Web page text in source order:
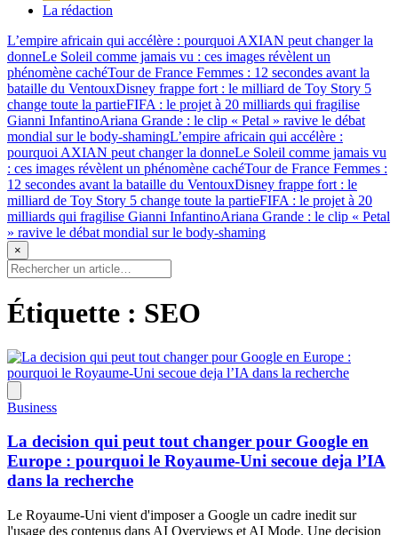
La rédaction
L’empire africain qui accélère : pourquoi AXIAN peut changer la
donneLe Soleil comme jamais vu : ces images révèlent un
phénomène cachéTour de France Femmes : 12 secondes avant la
bataille du VentouxDisney frappe fort : le milliard de Toy Story 5
change toute la partieFIFA : le projet à 20 milliards qui fragilise
Gianni InfantinoAriana Grande : le clip « Petal » ravive le débat
mondial sur le body-shamingL’empire africain qui accélère :
pourquoi AXIAN peut changer la donneLe Soleil comme jamais vu
: ces images révèlent un phénomène cachéTour de France Femmes :
12 secondes avant la bataille du VentouxDisney frappe fort : le
milliard de Toy Story 5 change toute la partieFIFA : le projet à 20
milliards qui fragilise Gianni InfantinoAriana Grande : le clip « Petal
» ravive le débat mondial sur le body-shaming
×
Étiquette : SEO
Business
La decision qui peut tout changer pour Google en
Europe : pourquoi le Royaume-Uni secoue deja l’IA
dans la recherche
Le Royaume-Uni vient d'imposer a Google un cadre inedit sur
l'usage des contenus dans AI Overviews et AI Mode. Une decision